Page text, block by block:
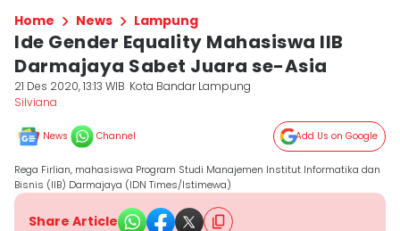
Home News Lampung
Ide Gender Equality Mahasiswa IIB
Darmajaya Sabet Juara se-Asia
21 Des 2020, 13:13 WIB Kota Bandar Lampung
Silviana
News Channel Add Us on Google
Rega Firlian, mahasiswa Program Studi Manajemen Institut Informatika dan
Bisnis (IIB) Darmajaya (IDN Times/Istimewa)
Share Article